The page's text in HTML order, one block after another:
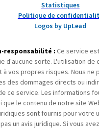
Statistiques
Politique de
Logos by UpLead
responsabilité : Ce service
d'aucune sorte. L'utilisation de
à vos propres risques. Nous ne
des dommages directs ou
ce service. Les informations
que le contenu de notre site
sont fournis pour votre
un avis juridique. Si vous